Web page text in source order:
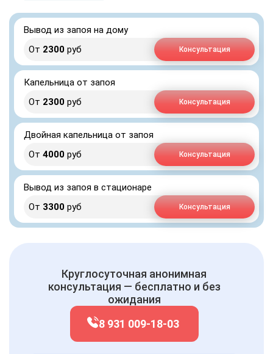
Вывод из запоя на дому
От 2300 руб Консультация
Капельница от запоя
От 2300 руб Консультация
Двойная капельница от запоя
От 4000 руб Консультация
Вывод из запоя в стационаре
От 3300 руб Консультация
Круглосуточная анонимная
консультация — бесплатно и без
ожидания
8 931 009-18-03